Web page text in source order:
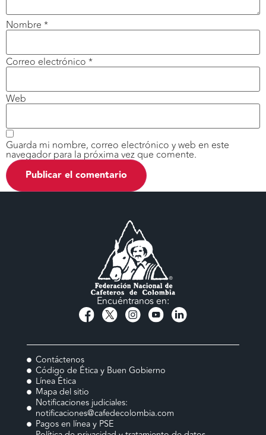
Nombre *
Correo electrónico *
Web
Guarda mi nombre, correo electrónico y web en este
navegador para la próxima vez que comente.
Encuéntranos en:
Contáctenos
Código de Ética y Buen Gobierno
Línea Ética
Mapa del sitio
Notificaciones judiciales:
notificaciones@cafedecolombia.com
Pagos en línea y PSE